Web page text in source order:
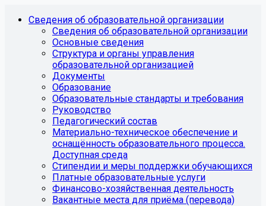
Сведения об образовательной организации
Сведения об образовательной организации
Основные сведения
Структура и органы управления
образовательной организацией
Документы
Образование
Образовательные стандарты и требования
Руководство
Педагогический состав
Материально-техническое обеспечение и
оснащённость образовательного процесса.
Доступная среда
Стипендии и меры поддержки обучающихся
Платные образовательные услуги
Финансово-хозяйственная деятельность
Вакантные места для приёма (перевода)